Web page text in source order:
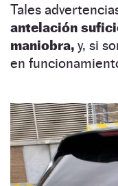
Tales
antelación
maniobra, y, si
en